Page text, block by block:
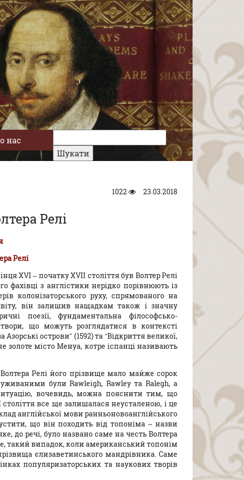
нас
23.03.2018
1022
Релі
Релі
XVI – початку XVII століття був Волтер Релі
фахівці з англістики нерідко порівнюють із
колонізаторського руху, спрямованого на
він залишив нащадкам також і значну
поезії, фундаментальна філософсько-
твори, що можуть розглядатися в контексті
острови” (1592) та “Відкриття великої,
золоте місто Менуа, котре іспанці називають
Релі його прізвище мало майже сорок
були Rawleigh, Rawley та Ralegh, а
вочевидь, можна пояснити тим, що
все ще залишалася неусталеною, і це
англійської мови ранньоновоанглійського
що він походить від топоніма – назви
до речі, було названо саме на честь Волтера
такий випадок, коли американський топонім
єлизаветинського мандрівника. Саме
популяризаторських та наукових творів